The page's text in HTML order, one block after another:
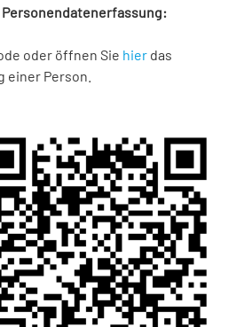
Personendatenerfassung:
oder öffnen Sie hier das
einer Person.